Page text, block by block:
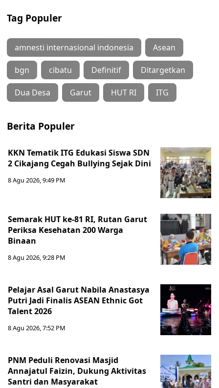
Tag Populer
amnesti internasional indonesia Asean
bgn cibatu Definitif Ditargetkan
Dua Desa Garut HUT RI ITG
Berita Populer
KKN Tematik ITG Edukasi Siswa SDN
2 Cikajang Cegah Bullying Sejak Dini
8 Agu 2026, 9:49 PM
Semarak HUT ke-81 RI, Rutan Garut
Periksa Kesehatan 200 Warga
Binaan
8 Agu 2026, 9:28 PM
Pelajar Asal Garut Nabila Anastasya
Putri Jadi Finalis ASEAN Ethnic Got
Talent 2026
8 Agu 2026, 7:52 PM
PNM Peduli Renovasi Masjid
Annajatul Faizin, Dukung Aktivitas
Santri dan Masyarakat